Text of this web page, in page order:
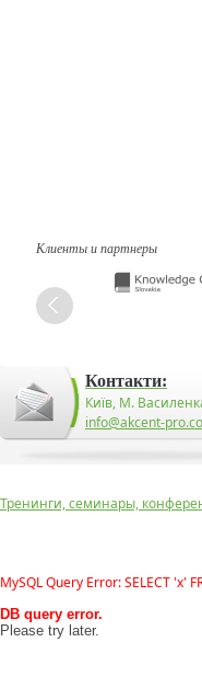
Клиенты и партнеры
Контакти:
Київ, М.
info@akcent-
Тренинги, семинары,
MySQL Query Error: SELECT 'x'
DB query error.
Please try later.